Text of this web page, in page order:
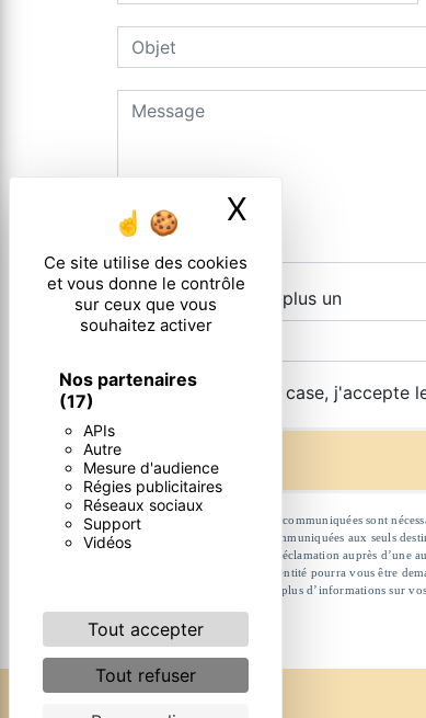
Ce site utilise des cookies
et vous donne le contrôle
sur ceux que vous
souhaitez activer
Nos partenaires
(17)
APIs
Autre
Mesure d'audience
Régies publicitaires
Réseaux sociaux
Support
Vidéos
Tout accepter
Tout refuser
X
Combien font deux plus un
En cochant cette case, j'accepte
** Les données personnelles communiquées sont
données collectées seront communiquées aux seuls
et du droit d’introduire une réclamation auprès d’une
l'adresse . Un justificatif d'identité pourra vous être
Consultez le site cnil.fr pour plus d’informations sur